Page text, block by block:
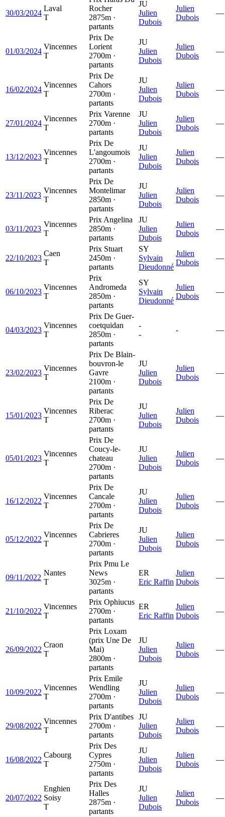
30/03/2024
Laval
T
Rocher
2875m ·
partants
JU
Julien
Dubois
Julien
Dubois
—
01/03/2024
Vincennes
T
Prix De
Lorient
2700m ·
partants
JU
Julien
Dubois
Julien
Dubois
—
16/02/2024
Vincennes
T
Prix De
Cahors
2700m ·
partants
JU
Julien
Dubois
Julien
Dubois
—
27/01/2024
Vincennes
T
Prix Varenne
2700m ·
partants
JU
Julien
Dubois
Julien
Dubois
—
13/12/2023
Vincennes
T
Prix De
L'angoumois
2700m ·
partants
JU
Julien
Dubois
Julien
Dubois
—
23/11/2023
Vincennes
T
Prix De
Montelimar
2850m ·
partants
JU
Julien
Dubois
Julien
Dubois
—
03/11/2023
Vincennes
T
Prix Angelina
2850m ·
partants
JU
Julien
Dubois
Julien
Dubois
—
22/10/2023
Caen
T
Prix Stuart
2450m ·
partants
SY
Sylvain
Dieudonné
Julien
Dubois
—
06/10/2023
Vincennes
T
Prix
Andromeda
2850m ·
partants
SY
Sylvain
Dieudonné
Julien
Dubois
—
04/03/2023
Vincennes
T
Prix De Guer-
coetquidan
2850m ·
partants
-
-
- —
23/02/2023
Vincennes
T
Prix De Blain-
bouvron-le
Gavre
2100m ·
partants
JU
Julien
Dubois
Julien
Dubois
—
15/01/2023
Vincennes
T
Prix De
Riberac
2700m ·
partants
JU
Julien
Dubois
Julien
Dubois
—
05/01/2023
Vincennes
T
Prix De
Coucy-le-
chateau
2700m ·
partants
JU
Julien
Dubois
Julien
Dubois
—
16/12/2022
Vincennes
T
Prix De
Cancale
2700m ·
partants
JU
Julien
Dubois
Julien
Dubois
—
05/12/2022
Vincennes
T
Prix De
Cabrieres
2700m ·
partants
JU
Julien
Dubois
Julien
Dubois
—
09/11/2022
Nantes
T
Prix Pmu Le
News
3025m ·
partants
ER
Eric Raffin
Julien
Dubois
—
21/10/2022
Vincennes
T
Prix Ophiucus
2700m ·
partants
ER
Eric Raffin
Julien
Dubois
—
26/09/2022
Craon
T
Prix Loxam
(prix Une De
Mai)
2800m ·
partants
JU
Julien
Dubois
Julien
Dubois
—
10/09/2022
Vincennes
T
Prix Emile
Wendling
2700m ·
partants
JU
Julien
Dubois
Julien
Dubois
—
29/08/2022
Vincennes
T
Prix D'antibes
2700m ·
partants
JU
Julien
Dubois
Julien
Dubois
—
16/08/2022
Cabourg
T
Prix Des
Cypres
2750m ·
partants
JU
Julien
Dubois
Julien
Dubois
—
20/07/2022
Enghien
Soisy
T
Prix Des
Halles
2875m ·
partants
JU
Julien
Dubois
Julien
Dubois
—